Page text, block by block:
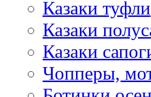
Казаки туфли
Казаки
Казаки
Чопперы,